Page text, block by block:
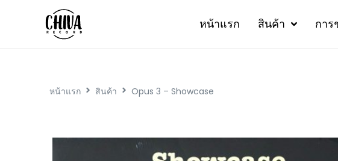
หน้าแรก สินค้า การ
หน้าแรก สินค้า Opus 3 – Showcase